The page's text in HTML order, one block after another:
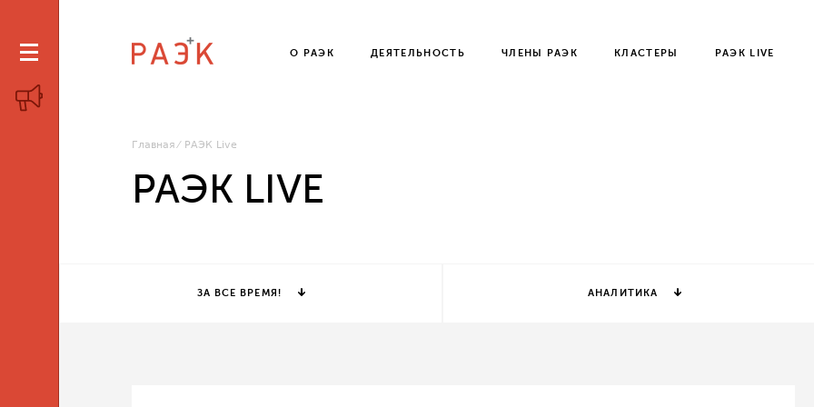
О РАЭК ДЕЯТЕЛЬНОСТЬ ЧЛЕНЫ РАЭК КЛАСТЕРЫ РАЭК LIVE
Главная РАЭК Live
РАЭК LIVE
ЗА ВСЕ ВРЕМЯ! АНАЛИТИКА